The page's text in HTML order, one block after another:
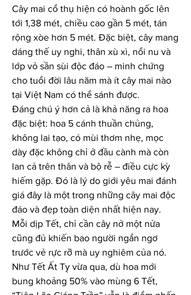
Cây mai cổ thụ hiện có hoành gốc lên
tới 1,38 mét, chiều cao gần 5 mét, tán
rộng xòe hơn 5 mét. Đặc biệt, cây mang
dáng thế uy nghi, thân xù xì, nổi nu và
lớp vỏ sần sùi độc đáo – minh chứng
cho tuổi đời lâu năm mà ít cây mai nào
tại Việt Nam có thể sánh được.
Đáng chú ý hơn cả là khả năng ra hoa
đặc biệt: hoa 5 cánh thuần chủng,
không lai tạo, có mùi thơm nhẹ, mọc
dày đặc không chỉ ở đầu cành mà còn
lan cả trên thân và bộ rễ – điều cực kỳ
hiếm gặp. Đó là lý do giới yêu mai đánh
giá đây là một trong những cây mai độc
đáo và đẹp toàn diện nhất hiện nay.
Mỗi dịp Tết, chỉ cần cây nở một nửa
cũng đủ khiến bao người ngẩn ngơ
trước vẻ rực rỡ mà uy nghiêm của nó.
Như Tết Ất Tỵ vừa qua, dù hoa mới
bung khoảng 50% vào mùng 6 Tết,